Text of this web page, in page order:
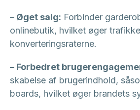
– Øget salg: Forbinder
onlinebutik, hvilket øger
konverteringsraterne.
– Forbedret
skabelse af brugerindhold,
boards, hvilket øger brandets